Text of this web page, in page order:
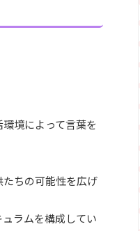
境によって言葉を
ちの可能性を広げ
ラムを構成してい